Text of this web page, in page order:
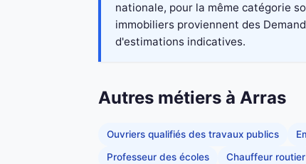
nationale, pour la même catégorie
immobiliers proviennent des
d'estimations indicatives.
Autres métiers à Arras
Ouvriers qualifiés des travaux publics
Professeur des écoles Chauffeur routier